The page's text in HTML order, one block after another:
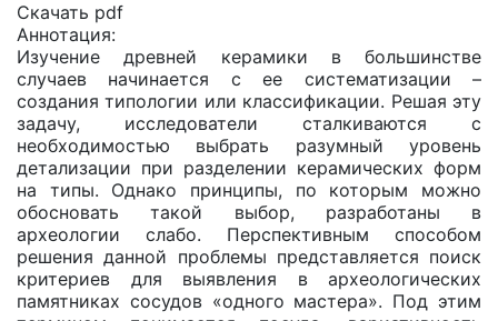
Скачать pdf
Аннотация:
Изучение древней керамики в большинстве
случаев начинается с ее систематизации –
создания типологии или классификации. Решая эту
задачу, исследователи сталкиваются с
необходимостью выбрать разумный уровень
детализации при разделении керамических форм
на типы. Однако принципы, по которым можно
обосновать такой выбор, разработаны в
археологии слабо. Перспективным способом
решения данной проблемы представляется поиск
критериев для выявления в археологических
памятниках сосудов «одного мастера». Под этим